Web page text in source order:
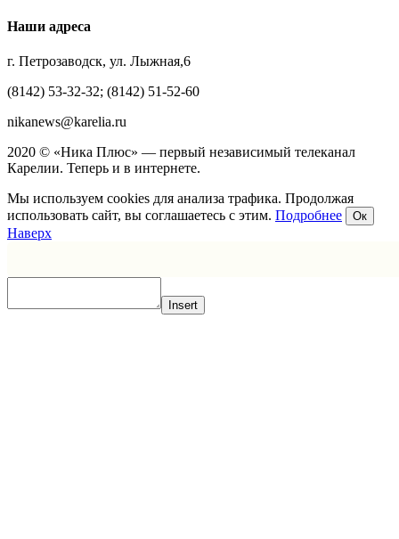
Наши адреса
г. Петрозаводск, ул. Лыжная,6
(8142) 53-32-32; (8142) 51-52-60
nikanews@karelia.ru
2020 © «Ника Плюс» — первый независимый телеканал
Карелии. Теперь и в интернете.
Мы используем cookies для анализа трафика. Продолжая
использовать сайт, вы соглашаетесь с этим. Подробнее Ок
Наверх
Insert